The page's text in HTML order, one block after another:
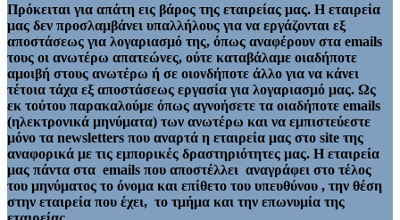
Πρόκειται για απάτη εις βάρος της εταιρείας μας. Η εταιρεία
μας δεν προσλαμβάνει υπαλλήλους για να εργάζονται εξ
αποστάσεως για λογαριασμό της, όπως αναφέρουν στα emails
τους οι ανωτέρω απατεώνες, ούτε καταβάλαμε οιαδήποτε
αμοιβή στους ανωτέρω ή σε οιονδήποτε άλλο για να κάνει
τέτοια τάχα εξ αποστάσεως εργασία για λογαριασμό μας. Ως
εκ τούτου παρακαλούμε όπως αγνοήσετε τα οιαδήποτε emails
(ηλεκτρονικά μηνύματα) των ανωτέρω και να εμπιστεύεστε
μόνο τα newsletters που αναρτά η εταιρεία μας στο site της
αναφορικά με τις εμπορικές δραστηριότητες μας. Η εταιρεία
μας πάντα στα emails που αποστέλλει αναγράφει στο τέλος
του μηνύματος το όνομα και επίθετο του υπευθύνου , την θέση
στην εταιρεία που έχει, το τμήμα και την επωνυμία της